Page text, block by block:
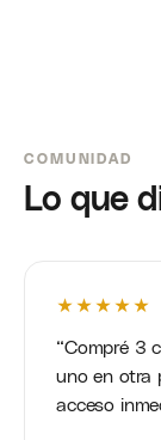
COMUNIDAD
Lo que
★★★★★
Compré 3
uno en otra
acceso